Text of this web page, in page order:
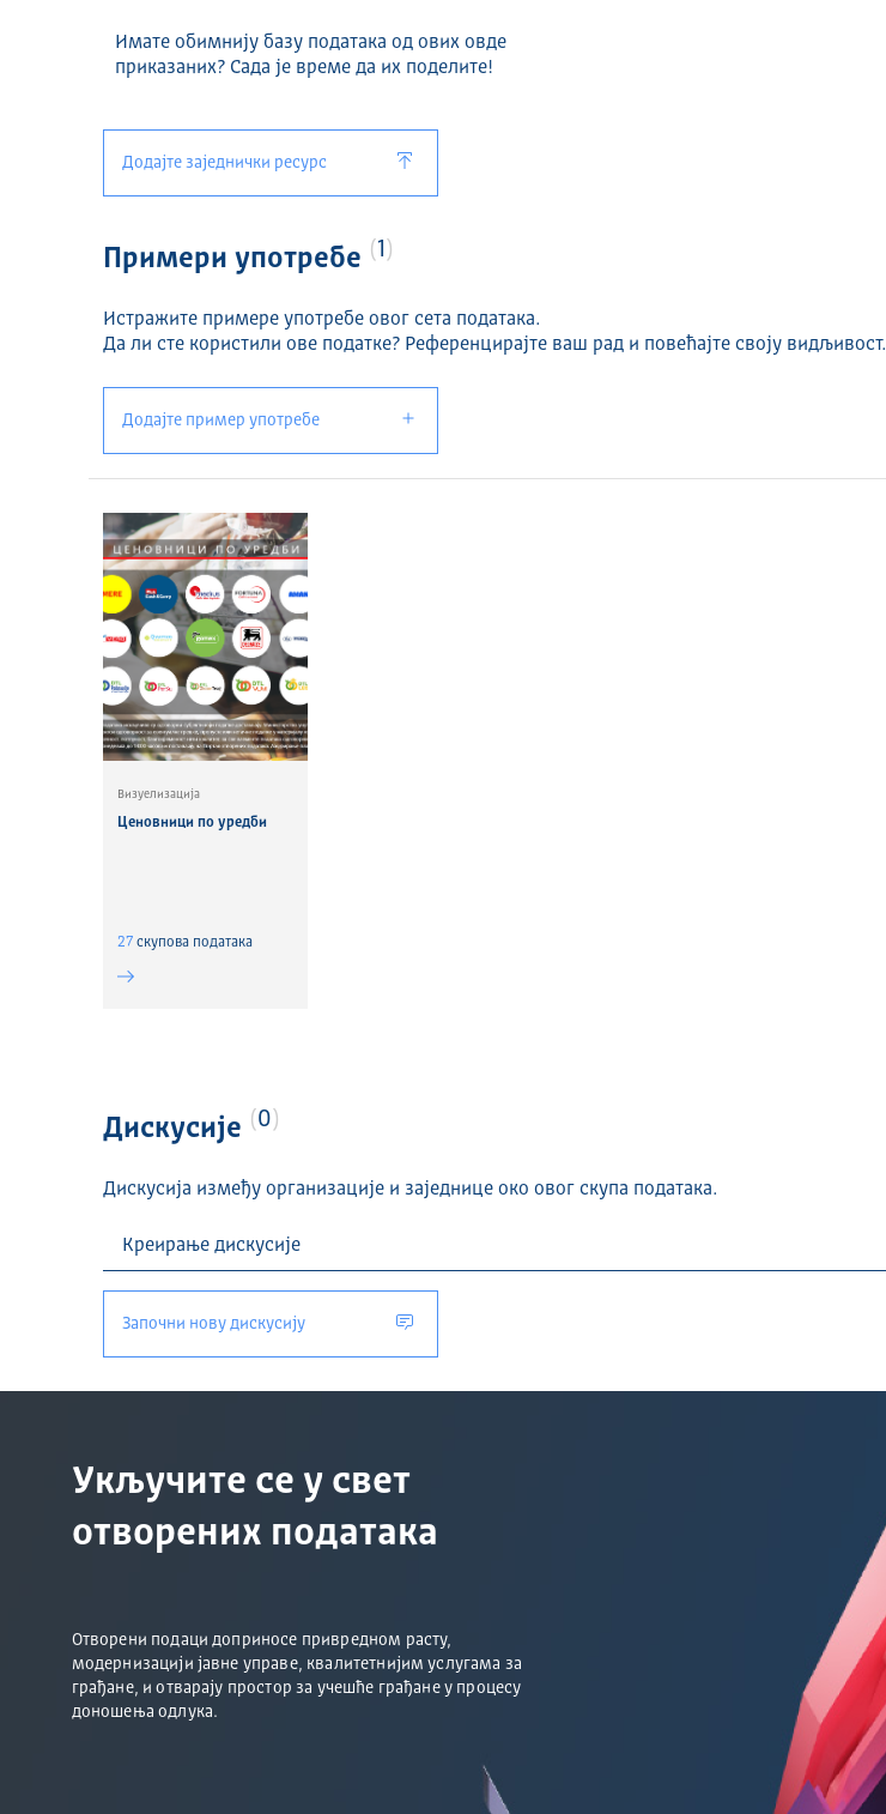
Имате обимнију базу података од ових овде
приказаних? Сада је време да их поделите!
Додајте заједнички ресурс
Примери употребе 1
Истражите примере употребе овог сета података.
Да ли сте користили ове податке? Референцирајте ваш рад и повећајте своју видљивост.
Додајте пример употребе
Визуелизација
Ценовници по уредби
27 скуповa података
Дискусије 0
Дискусија између организације и заједнице око овог скупа података.
Започни нову дискусију
Укључите се у свет
отворених података
Отворени подаци доприносе привредном расту,
модернизацији јавне управе, квалитетнијим услугама за
грађане, и отварају простор за учешће грађане у процесу
доношења одлука.